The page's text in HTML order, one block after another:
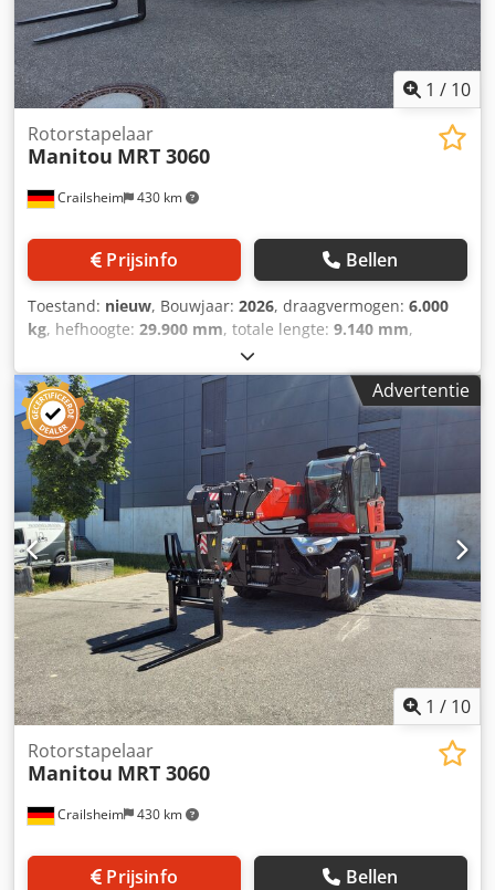
1 / 10
Crailsheim 430 km
Rotorstapelaar
Manitou MRT 3060
Prijsinfo Bellen
Toestand: nieuw, Bouwjaar: 2026, draagvermogen: 6.000
kg, hefhoogte: 29.900 mm, totale lengte: 9.140 mm,
Draaibare verreiker Manitou MRT 3060 Aandrijving: diesel
Bouwjaar: 2026 Dsdpfx Ahoztgc Aetjwa Hefhoogte (mm):
29.900 Hefvermogen (kg): 6.000
Advertentie
1 / 10
Crailsheim 430 km
Rotorstapelaar
Manitou MRT 3060
Prijsinfo Bellen